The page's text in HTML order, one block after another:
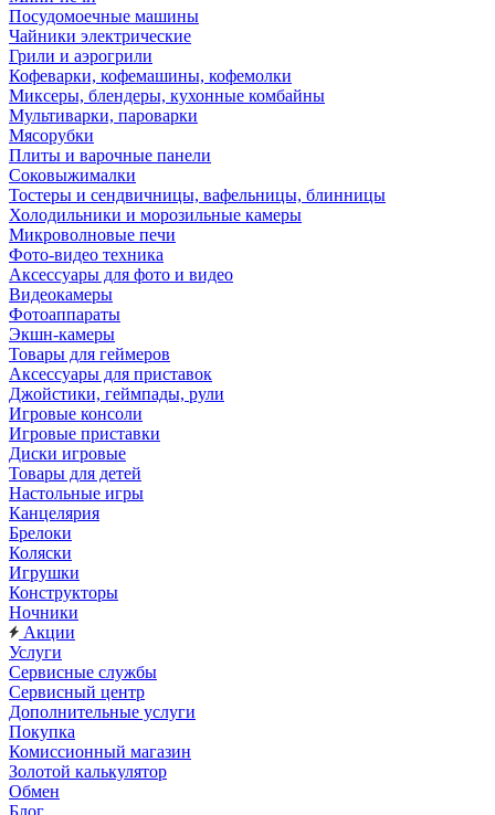
Посудомоечные машины
Чайники электрические
Грили и аэрогрили
Кофеварки, кофемашины, кофемолки
Миксеры, блендеры, кухонные комбайны
Мультиварки, пароварки
Мясорубки
Плиты и варочные панели
Соковыжималки
Тостеры и сендвичницы, вафельницы, блинницы
Холодильники и морозильные камеры
Микроволновые печи
Фото-видео техника
Аксессуары для фото и видео
Видеокамеры
Фотоаппараты
Экшн-камеры
Товары для геймеров
Аксессуары для приставок
Джойстики, геймпады, рули
Игровые консоли
Игровые приставки
Диски игровые
Товары для детей
Настольные игры
Канцелярия
Брелоки
Коляски
Игрушки
Конструкторы
Ночники
Акции
Услуги
Сервисные службы
Сервисный центр
Дополнительные услуги
Покупка
Комиссионный магазин
Золотой калькулятор
Обмен
Блог